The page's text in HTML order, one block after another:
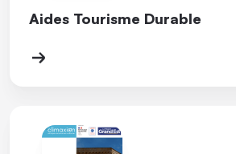
Aides Tourisme Durable